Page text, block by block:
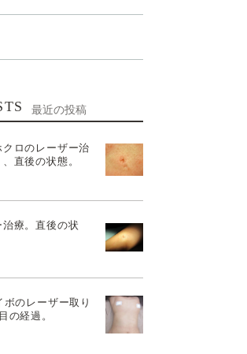
最近の投稿
ロのレーザー治
直後の状態。
療。直後の状
のレーザー取り
の経過。